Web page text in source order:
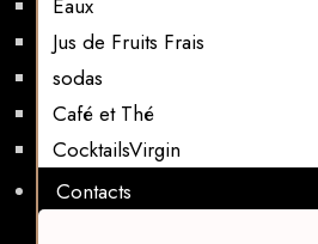
Eaux
Jus de Fruits Frais
sodas
Café et Thé
CocktailsVirgin​
Contacts